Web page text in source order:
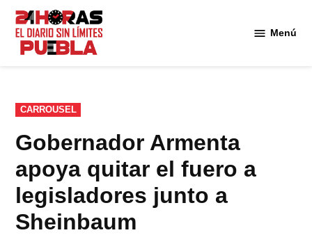
Saltar
contenido
Menú
PUBLICADO
EN
CARROUSEL
Gobernador Armenta
apoya quitar el fuero a
legisladores junto a
Sheinbaum